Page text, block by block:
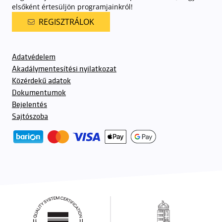
elsőként értesüljön programjainkról!
REGISZTRÁLOK
Adatvédelem
Akadálymentesítési nyilatkozat
Közérdekű adatok
Dokumentumok
Bejelentés
Sajtószoba